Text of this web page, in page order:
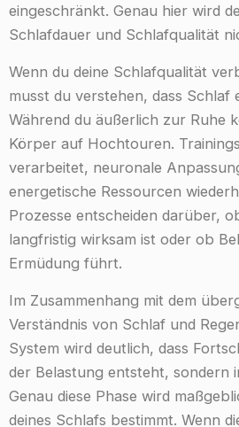
eingeschränkt. Genau hier wird
Schlafdauer und Schlafqualität
Wenn du deine Schlafqualität
musst du verstehen, dass Schlaf
Während du äußerlich zur Ruhe
Körper auf Hochtouren.
verarbeitet, neuronale
energetische Ressourcen
Prozesse entscheiden darüber,
langfristig wirksam ist oder ob
Ermüdung führt.
Im Zusammenhang mit dem
Verständnis von Schlaf und
System wird deutlich, dass
der Belastung entsteht, sondern
Genau diese Phase wird
deines Schlafs bestimmt. Wenn